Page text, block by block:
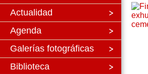
Actualidad
Agenda
Galerías fotográficas
Biblioteca